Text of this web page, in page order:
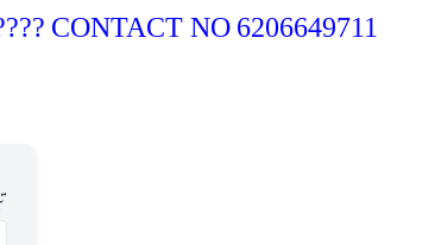
CONTACT NO 6206649711